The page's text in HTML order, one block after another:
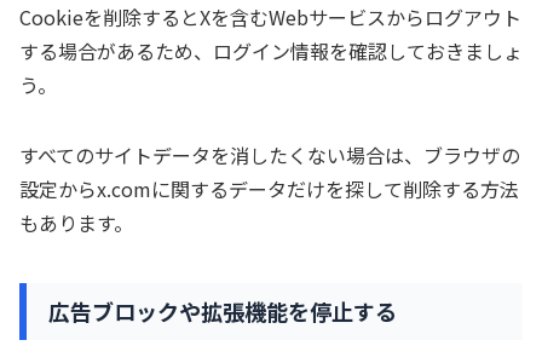
Cookieを削除するとXを含むWebサービスからログアウト
する場合があるため、ログイン情報を確認しておきましょ
う。
すべてのサイトデータを消したくない場合は、ブラウザの
設定からx.comに関するデータだけを探して削除する方法
もあります。
広告ブロックや拡張機能を停止する